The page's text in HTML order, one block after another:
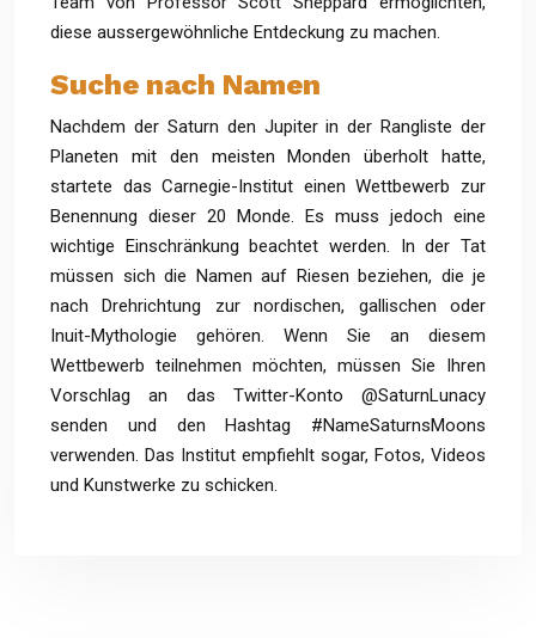
diese aussergewöhnliche Entdeckung zu machen.
Suche nach Namen
Nachdem der Saturn den Jupiter in der Rangliste der
Planeten mit den meisten Monden überholt hatte,
startete das Carnegie-Institut einen Wettbewerb zur
Benennung dieser 20 Monde. Es muss jedoch eine
wichtige Einschränkung beachtet werden. In der Tat
müssen sich die Namen auf Riesen beziehen, die je
nach Drehrichtung zur nordischen, gallischen oder
Inuit-Mythologie gehören. Wenn Sie an diesem
Wettbewerb teilnehmen möchten, müssen Sie Ihren
Vorschlag an das Twitter-Konto @SaturnLunacy
senden und den Hashtag #NameSaturnsMoons
verwenden. Das Institut empfiehlt sogar, Fotos, Videos
und Kunstwerke zu schicken.